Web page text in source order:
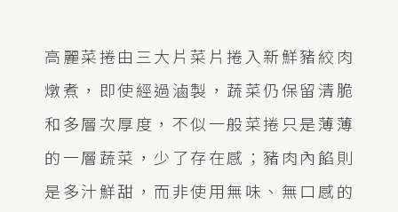
高麗菜捲由三大片菜片捲入新鮮豬絞肉
燉煮，即使經過滷製，蔬菜仍保留清脆
和多層次厚度，不似一般菜捲只是薄薄
的一層蔬菜，少了存在感；豬肉內餡則
是多汁鮮甜，而非使用無味、無口感的